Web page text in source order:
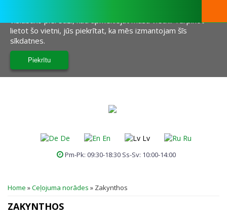
vislabāko pieredzi, kad apmeklējat mūsu vietni. Turpinot
lietot šo vietni, jūs piekrītat, ka mēs izmantojam šīs
sīkdatnes.
De En Lv Ru
Pm-Pk: 09:30-18:30 Ss-Sv: 10:00-14:00
JŪS ATRODATIES ŠEIT
Home »Ceļojuma norādes » Zakynthos
ZAKYNTHOS